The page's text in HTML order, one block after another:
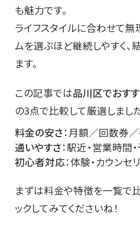
も魅力です。
ライフスタイルに合わせて
ムを選ぶほど継続しやすく、
ます。
この記事では品川区でおす
の3点で比較して厳選しました
料金の安さ：月額／回数券
通いやすさ：駅近・営業時間
初心者対応：体験・カウン
まずは料金や特徴を一覧で
ックしてみてくださいね！